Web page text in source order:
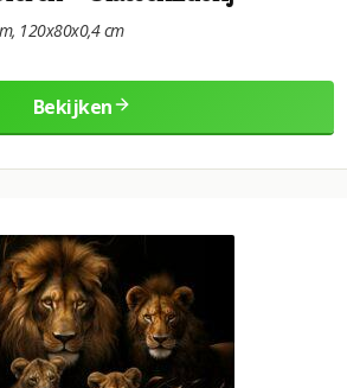
120x80x0,4 cm
Bekijken